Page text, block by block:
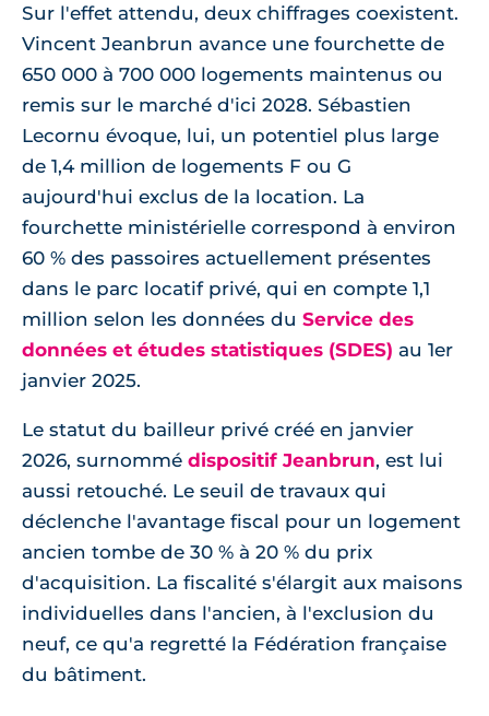
Sur l'effet attendu, deux chiffrages coexistent.
Vincent Jeanbrun avance une fourchette de
650 000 à 700 000 logements maintenus ou
remis sur le marché d'ici 2028. Sébastien
Lecornu évoque, lui, un potentiel plus large
de 1,4 million de logements F ou G
aujourd'hui exclus de la location. La
fourchette ministérielle correspond à environ
60 % des passoires actuellement présentes
dans le parc locatif privé, qui en compte 1,1
million selon les données du Service des
données et études statistiques (SDES) au 1er
janvier 2025.
Le statut du bailleur privé créé en janvier
2026, surnommé dispositif Jeanbrun, est lui
aussi retouché. Le seuil de travaux qui
déclenche l'avantage fiscal pour un logement
ancien tombe de 30 % à 20 % du prix
d'acquisition. La fiscalité s'élargit aux maisons
individuelles dans l'ancien, à l'exclusion du
neuf, ce qu'a regretté la Fédération française
du bâtiment.